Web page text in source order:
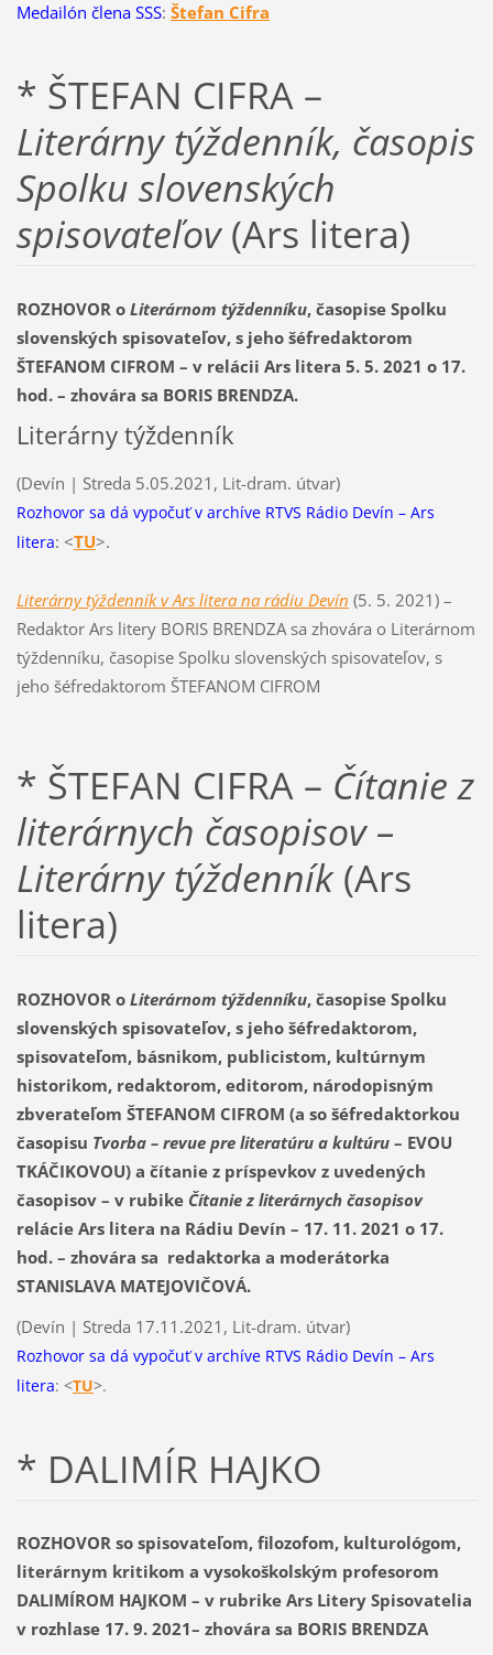
Medailón člena SSS: Štefan Cifra
* ŠTEFAN CIFRA –
Literárny týždenník, časopis
Spolku slovenských
spisovateľov(Ars litera)
ROZHOVOR o Literárnom týždenníku, časopise Spolku
slovenských spisovateľov, s jeho šéfredaktorom
ŠTEFANOM CIFROM – v relácii Ars litera 5. 5. 2021 o 17.
hod. – zhovára sa BORIS BRENDZA.
Literárny týždenník
(Devín | Streda 5.05.2021, Lit-dram. útvar)
Rozhovor sa dá vypočuť v archíve RTVS Rádio Devín – Ars
litera: <TU>.
Literárny týždenník v Ars litera na rádiu Devín (5. 5. 2021) –
Redaktor Ars litery BORIS BRENDZA sa zhovára o Literárnom
týždenníku, časopise Spolku slovenských spisovateľov, s
jeho šéfredaktorom ŠTEFANOM CIFROM
* ŠTEFAN CIFRA – Čítanie z
literárnych časopisov –
Literárny týždenník(Ars
litera)
ROZHOVOR o Literárnom týždenníku, časopise Spolku
slovenských spisovateľov, s jeho šéfredaktorom,
spisovateľom, básnikom, publicistom, kultúrnym
historikom, redaktorom, editorom, národopisným
zbverateľom ŠTEFANOM CIFROM (a so šéfredaktorkou
časopisu Tvorba – revue pre literatúru a kultúru– EVOU
TKÁČIKOVOU) a čítanie z príspevkov z uvedených
časopisov – v rubike Čítanie z literárnych časopisov
relácie Ars litera na Rádiu Devín – 17. 11. 2021 o 17.
hod. – zhovára sa redaktorka a moderátorka
STANISLAVA MATEJOVIČOVÁ.
(Devín | Streda 17.11.2021, Lit-dram. útvar)
Rozhovor sa dá vypočuť v archíve RTVS Rádio Devín – Ars
litera: <TU>.
* DALIMÍR HAJKO
ROZHOVOR so spisovateľom, filozofom, kulturológom,
literárnym kritikom a vysokoškolským profesorom
DALIMÍROM HAJKOM – v rubrike Ars Litery Spisovatelia
v rozhlase 17. 9. 2021– zhovára sa BORIS BRENDZA